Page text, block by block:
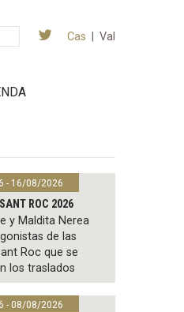
Cas Val
- 16/08/2026
ROC 2026
y Maldita Nerea
de las
Roc que se
los traslados
- 08/08/2026